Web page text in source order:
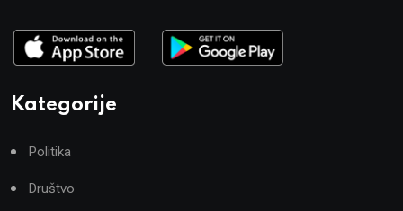
Kategorije
Politika
Društvo